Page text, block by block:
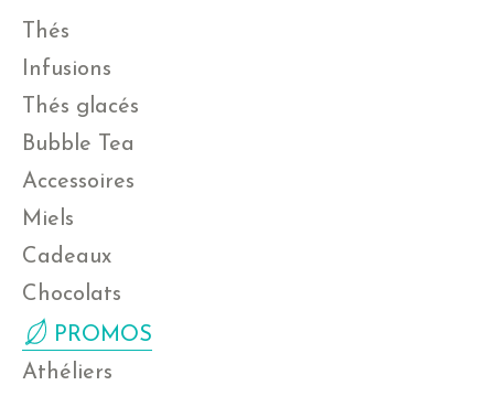
Thés
Infusions
Thés glacés
Bubble Tea
Accessoires
Miels
Cadeaux
Chocolats
PROMOS
Athéliers